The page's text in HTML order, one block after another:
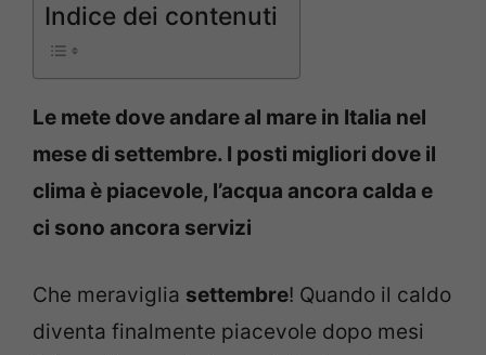
Indice dei contenuti
Le mete dove andare al mare in Italia nel
mese di settembre. I posti migliori dove il
clima è piacevole, l’acqua ancora calda e
ci sono ancora servizi
Che meraviglia settembre! Quando il caldo
diventa finalmente piacevole dopo mesi